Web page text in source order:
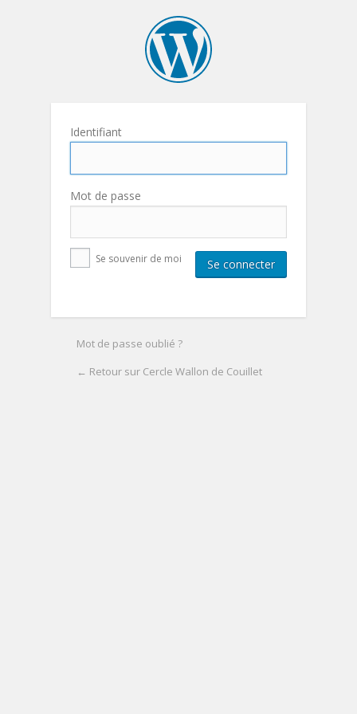
Identifiant
Mot de passe
Se souvenir de moi
Mot de passe oublié ?
← Retour sur Cercle Wallon de Couillet